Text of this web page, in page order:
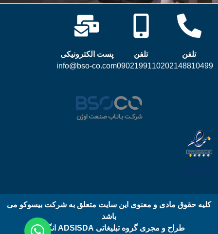
تلفن
02148810499
تلفن
09021991102
پست الکترونیکی
info@bso-co.com
کلیه حقوق مادی و معنوی این سایت متعلق به شرکت بیسوکو می
باشد
طراح و مجری گروه تبلیغاتی ADSISDA انگلیس